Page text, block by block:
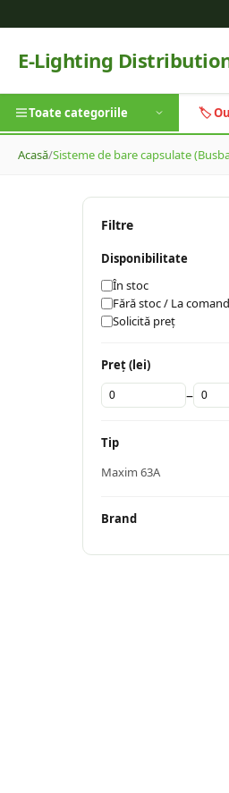
E-Lighting
Toate categoriile 🏷️
Acasă/Sisteme de bare capsulate
Filtre
Disponibilitate
În stoc
Fără stoc / La
Solicită preț
Preț (lei)
–
Tip
Maxim 63A
Brand